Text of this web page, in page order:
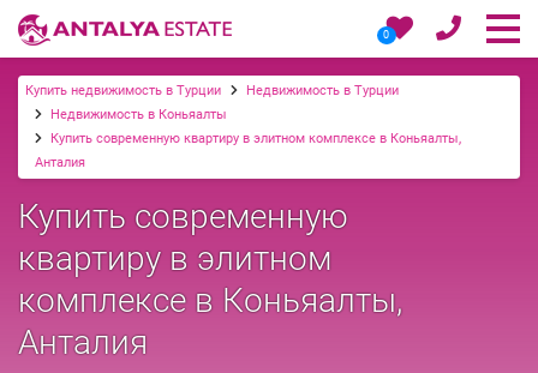
0
Купить недвижимость в Турции
Недвижимость в Турции
Недвижимость в Коньяалты
Купить современную квартиру в элитном комплексе в Коньяалты,
Анталия
Купить современную
квартиру в элитном
комплексе в Коньяалты,
Анталия